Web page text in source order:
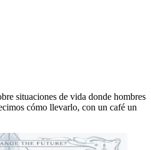
situaciones de vida donde hombres
cómo llevarlo, con un café un